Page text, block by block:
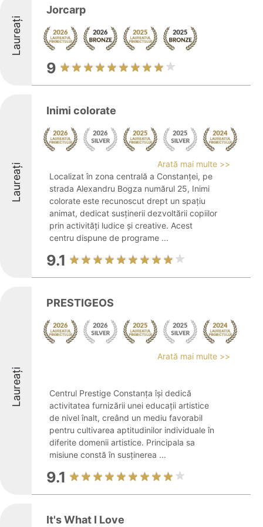
Laureați
Jorcarp
9
Laureați
Inimi colorate
Arată mai multe >>
Localizat în zona centrală a Constanței, pe
strada Alexandru Bogza numărul 25, Inimi
colorate este recunoscut drept un spațiu
animat, dedicat susținerii dezvoltării copiilor
prin activități ludice și creative. Acest
centru dispune de programe ...
9.1
Laureați
PRESTIGEOS
Arată mai multe >>
Centrul Prestige Constanța își dedică
activitatea furnizării unei educații artistice
de nivel înalt, creând un mediu favorabil
pentru cultivarea aptitudinilor individuale în
diferite domenii artistice. Principala sa
misiune constă în susținerea ...
9.1
It's What I Love